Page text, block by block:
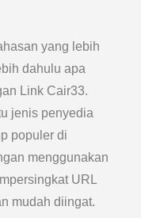
yang lebih
dahulu apa
Link Cair33.
jenis penyedia
populer di
menggunakan
URL
mudah diingat.